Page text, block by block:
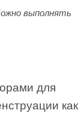
выполнять
для
как